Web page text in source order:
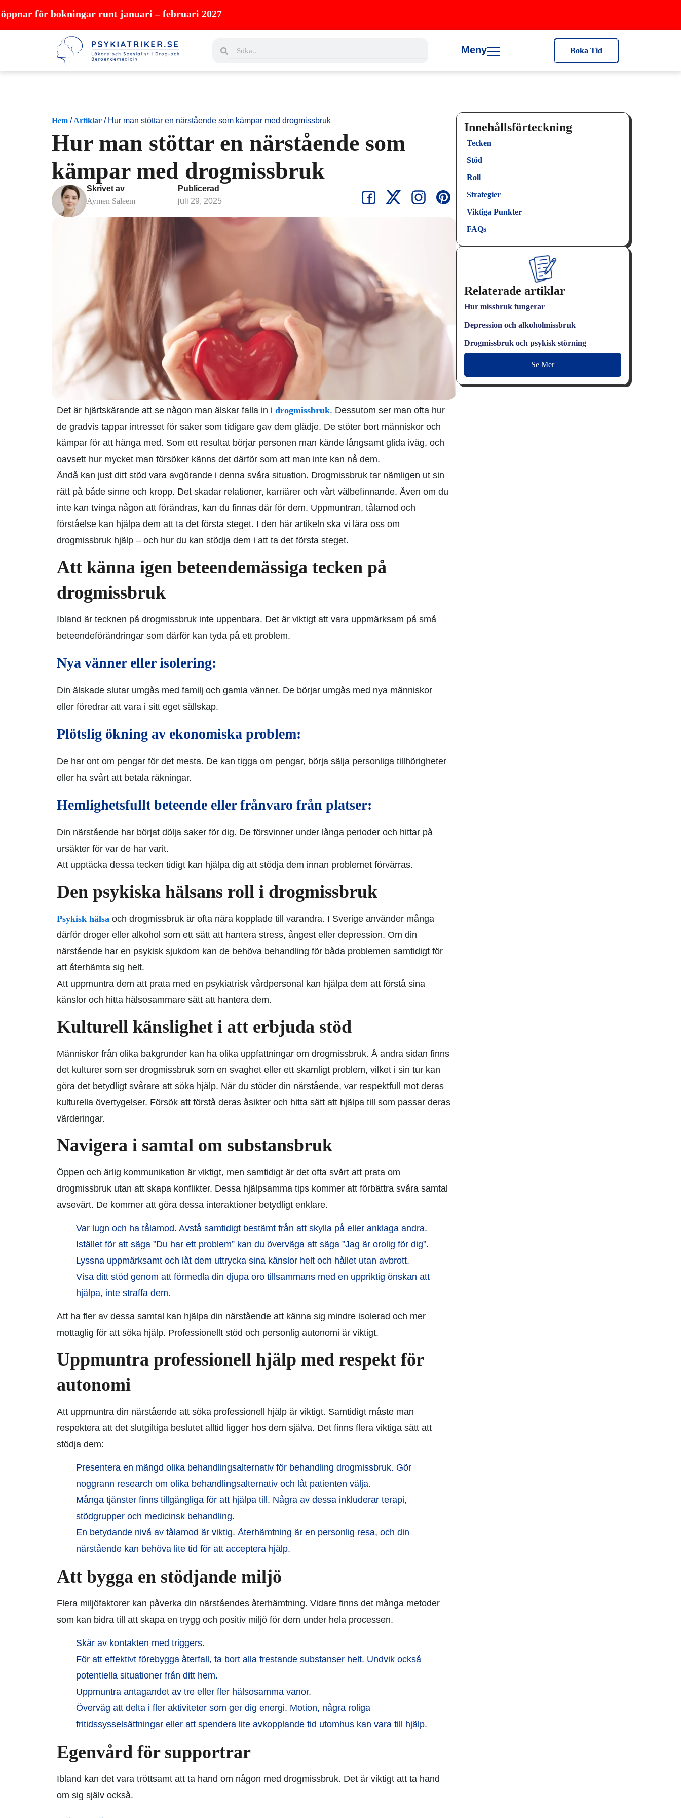
bokningar runt januari – februari 2027
Hoppa
Meny Boka Tid
Hem /Artiklar / Hur man stöttar en närstående som kämpar med drogmissbruk
Hur man stöttar en närstående som
kämpar med drogmissbruk
Skrivet av
Aymen Saleem
Publicerad
juli 29, 2025
Det är hjärtskärande att se någon man älskar falla in i drogmissbruk. Dessutom ser man ofta hur
de gradvis tappar intresset för saker som tidigare gav dem glädje. De stöter bort människor och
kämpar för att hänga med. Som ett resultat börjar personen man kände långsamt glida iväg, och
oavsett hur mycket man försöker känns det därför som att man inte kan nå dem.
Ändå kan just ditt stöd vara avgörande i denna svåra situation. Drogmissbruk tar nämligen ut sin
rätt på både sinne och kropp. Det skadar relationer, karriärer och vårt välbefinnande. Även om du
inte kan tvinga någon att förändras, kan du finnas där för dem. Uppmuntran, tålamod och
förståelse kan hjälpa dem att ta det första steget. I den här artikeln ska vi lära oss om
drogmissbruk hjälp – och hur du kan stödja dem i att ta det första steget.
Att känna igen beteendemässiga tecken på
drogmissbruk
Ibland är tecknen på drogmissbruk inte uppenbara. Det är viktigt att vara uppmärksam på små
beteendeförändringar som därför kan tyda på ett problem.
Nya vänner eller isolering:
Din älskade slutar umgås med familj och gamla vänner. De börjar umgås med nya människor
eller föredrar att vara i sitt eget sällskap.
Plötslig ökning av ekonomiska problem:
De har ont om pengar för det mesta. De kan tigga om pengar, börja sälja personliga tillhörigheter
eller ha svårt att betala räkningar.
Hemlighetsfullt beteende eller frånvaro från platser:
Din närstående har börjat dölja saker för dig. De försvinner under långa perioder och hittar på
ursäkter för var de har varit.
Att upptäcka dessa tecken tidigt kan hjälpa dig att stödja dem innan problemet förvärras.
Den psykiska hälsans roll i drogmissbruk
Psykisk hälsa och drogmissbruk är ofta nära kopplade till varandra. I Sverige använder många
därför droger eller alkohol som ett sätt att hantera stress, ångest eller depression. Om din
närstående har en psykisk sjukdom kan de behöva behandling för båda problemen samtidigt för
att återhämta sig helt.
Att uppmuntra dem att prata med en psykiatrisk vårdpersonal kan hjälpa dem att förstå sina
känslor och hitta hälsosammare sätt att hantera dem.
Kulturell känslighet i att erbjuda stöd
Människor från olika bakgrunder kan ha olika uppfattningar om drogmissbruk. Å andra sidan finns
det kulturer som ser drogmissbruk som en svaghet eller ett skamligt problem, vilket i sin tur kan
göra det betydligt svårare att söka hjälp. När du stöder din närstående, var respektfull mot deras
kulturella övertygelser. Försök att förstå deras åsikter och hitta sätt att hjälpa till som passar deras
värderingar.
Navigera i samtal om substansbruk
Öppen och ärlig kommunikation är viktigt, men samtidigt är det ofta svårt att prata om
drogmissbruk utan att skapa konflikter. Dessa hjälpsamma tips kommer att förbättra svåra samtal
avsevärt. De kommer att göra dessa interaktioner betydligt enklare.
Var lugn och ha tålamod. Avstå samtidigt bestämt från att skylla på eller anklaga andra.
Istället för att säga ”Du har ett problem” kan du överväga att säga ”Jag är orolig för dig”.
Lyssna uppmärksamt och låt dem uttrycka sina känslor helt och hållet utan avbrott.
Visa ditt stöd genom att förmedla din djupa oro tillsammans med en uppriktig önskan att
hjälpa, inte straffa dem.
Att ha fler av dessa samtal kan hjälpa din närstående att känna sig mindre isolerad och mer
mottaglig för att söka hjälp. Professionellt stöd och personlig autonomi är viktigt.
Uppmuntra professionell hjälp med respekt för
autonomi
Att uppmuntra din närstående att söka professionell hjälp är viktigt. Samtidigt måste man
respektera att det slutgiltiga beslutet alltid ligger hos dem själva. Det finns flera viktiga sätt att
stödja dem:
Presentera en mängd olika behandlingsalternativ för behandling drogmissbruk. Gör
noggrann research om olika behandlingsalternativ och låt patienten välja.
Många tjänster finns tillgängliga för att hjälpa till. Några av dessa inkluderar terapi,
stödgrupper och medicinsk behandling.
En betydande nivå av tålamod är viktig. Återhämtning är en personlig resa, och din
närstående kan behöva lite tid för att acceptera hjälp.
Att bygga en stödjande miljö
Flera miljöfaktorer kan påverka din närståendes återhämtning. Vidare finns det många metoder
som kan bidra till att skapa en trygg och positiv miljö för dem under hela processen.
Skär av kontakten med triggers.
För att effektivt förebygga återfall, ta bort alla frestande substanser helt. Undvik också
potentiella situationer från ditt hem.
Uppmuntra antagandet av tre eller fler hälsosamma vanor.
Överväg att delta i fler aktiviteter som ger dig energi. Motion, några roliga
fritidssysselsättningar eller att spendera lite avkopplande tid utomhus kan vara till hjälp.
Egenvård för supportrar
Ibland kan det vara tröttsamt att ta hand om någon med drogmissbruk. Det är viktigt att ta hand
om sig själv också.
Innehållsförteckning
Tecken
Stöd
Roll
Strategier
Viktiga Punkter
FAQs
Relaterade artiklar
Hur missbruk fungerar
Depression och alkoholmissbruk
Drogmissbruk och psykisk störning
Se Mer